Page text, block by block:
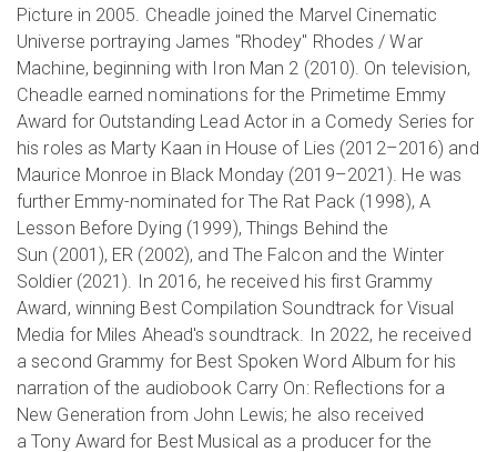
Picture in 2005. Cheadle joined the Marvel Cinematic
Universe portraying James "Rhodey" Rhodes / War
Machine, beginning with Iron Man 2 (2010). On television,
Cheadle earned nominations for the Primetime Emmy
Award for Outstanding Lead Actor in a Comedy Series for
his roles as Marty Kaan in House of Lies (2012–2016) and
Maurice Monroe in Black Monday (2019–2021). He was
further Emmy-nominated for The Rat Pack (1998), A
Lesson Before Dying (1999), Things Behind the
Sun (2001), ER (2002), and The Falcon and the Winter
Soldier (2021). In 2016, he received his first Grammy
Award, winning Best Compilation Soundtrack for Visual
Media for Miles Ahead's soundtrack. In 2022, he received
a second Grammy for Best Spoken Word Album for his
narration of the audiobook Carry On: Reflections for a
New Generation from John Lewis; he also received
a Tony Award for Best Musical as a producer for the